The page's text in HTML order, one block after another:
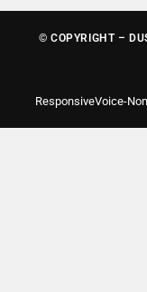
© COPYRIGHT –
ResponsiveVoice-